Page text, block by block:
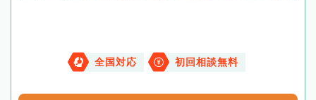
全国対応 初回相談無料